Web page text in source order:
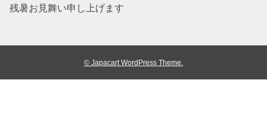
残暑お見舞い申し上げます
© Japacart WordPress Theme.